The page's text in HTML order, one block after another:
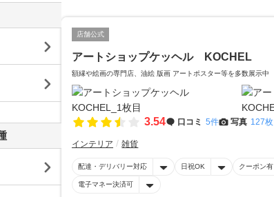
店舗公式
アートショップケッヘル KOCHEL
額縁や絵画の専門店、油絵 版画 アートポスター等を多数展示中
3.54 口コミ 5件 写真 127枚
インテリア 雑貨
配達・デリバリー対応 日祝OK クーポン有
電子マネー決済可